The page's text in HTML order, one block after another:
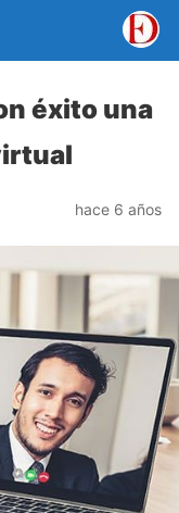
éxito una
hace 6 años